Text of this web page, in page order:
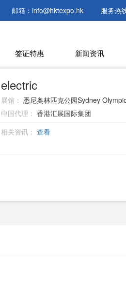
邮箱：info@hktexpo.hk 服务热
签证特惠 新闻资讯
展馆： 悉尼奥林匹克公园Sydney
中国代理： 香港汇展国际集团
相关资讯： 查看